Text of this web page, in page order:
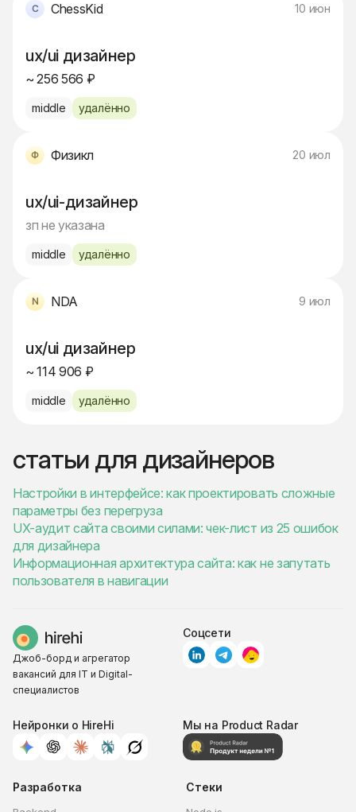
ChessKid 10 июн
ux/ui дизайнер
~ 256 566 ₽
middle удалённо
Физикл 20 июл
ux/ui-дизайнер
зп не указана
middle удалённо
NDA 9 июл
ux/ui дизайнер
~ 114 906 ₽
middle удалённо
статьи для дизайнеров
Настройки в интерфейсе: как проектировать сложные
параметры без перегруза
UX-аудит сайта своими силами: чек-лист из 25 ошибок
для дизайнера
Информационная архитектура сайта: как не запутать
пользователя в навигации
Джоб-борд и агрегатор
вакансий для IT и Digital-
специалистов
Соцсети
Нейронки о HireHi Мы на Product Radar
Разработка Стеки